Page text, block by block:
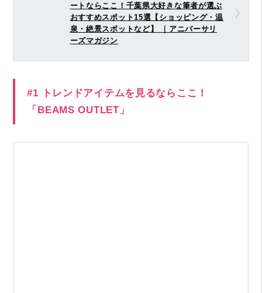
ートならここ！千葉県大好きな筆者が選ぶ
おすすめスポット15選【ショッピング・温
泉・絶景スポットなど】 ｜アニバーサリ
ーズマガジン
#1 トレンドアイテムを見るならここ！
「BEAMS OUTLET」